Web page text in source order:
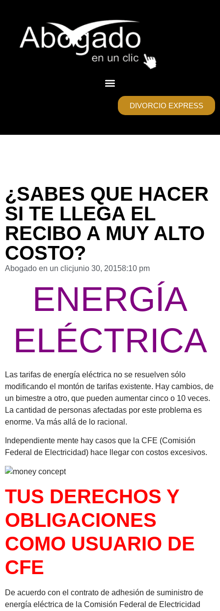
DIVORCIO EXPRESS
¿SABES QUE HACER
SI TE LLEGA EL
RECIBO A MUY ALTO
COSTO?
Abogado en un clicjunio 30, 20158:10 pm
ENERGÍA
ELÉCTRICA
Las tarifas de energía eléctrica no se resuelven sólo
modificando el montón de tarifas existente. Hay cambios, de
un bimestre a otro, que pueden aumentar cinco o 10 veces.
La cantidad de personas afectadas por este problema es
enorme. Va más allá de lo racional.
Independiente mente hay casos que la CFE (Comisión
Federal de Electricidad) hace llegar con costos excesivos.
TUS DERECHOS Y
OBLIGACIONES
COMO USUARIO DE
CFE
De acuerdo con el contrato de adhesión de suministro de
energía eléctrica de la Comisión Federal de Electricidad